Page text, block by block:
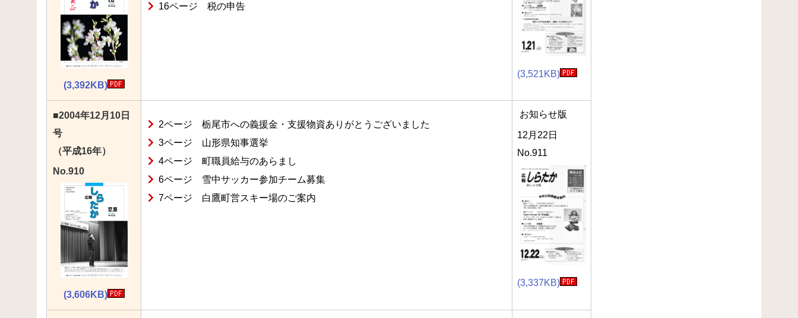
(3,392KB)
16ページ 税の申告
(3,521KB)
■2004年12月10日
号
（平成16年）
No.910
(3,606KB)
2ページ 栃尾市への義援金・支援物資ありがとうございました
3ページ 山形県知事選挙
4ページ 町職員給与のあらまし
6ページ 雪中サッカー参加チーム募集
7ページ 白鷹町営スキー場のご案内
お知らせ版
12月22日
No.911
(3,337KB)